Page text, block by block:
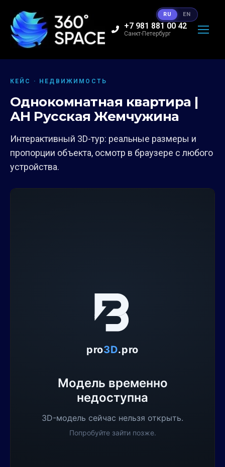
+7 981 881 00 42
Санкт-Петербург
КЕЙС · НЕДВИЖИМОСТЬ
Однокомнатная квартира |
АН Русская Жемчужина
Интерактивный 3D-тур: реальные размеры и
пропорции объекта, осмотр в браузере с любого
устройства.
RU EN